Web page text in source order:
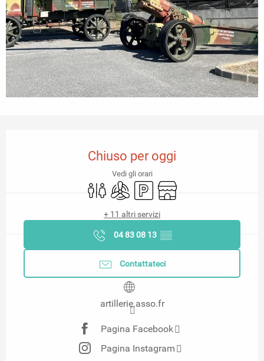
Chiuso per oggi
Vedi gli orari
Servizi igienici
Aria condizionata
Parcheggio
Negozio
+ 11 altri servizi
04 83 08 13 ▒▒
Contattateci
artillerie.asso.fr
Pagina Facebook
Pagina Instagram